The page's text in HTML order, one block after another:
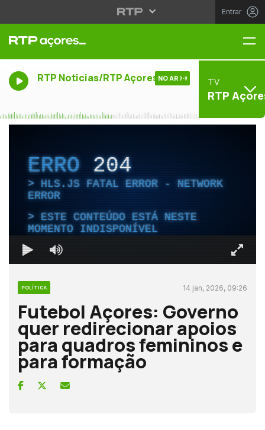
Entrar
RTP Noticias/RTP Açores NO AR TV
RTP
ERRO204
HLS.JS FATAL ERROR - NETWORK
ERROR
ESTE CONTEÚDO ESTÁ NESTE
MOMENTO INDISPONÍVEL
POLÍTICA 14 jan, 2026, 09:26
Futebol Açores: Governo
quer redirecionar apoios
para quadros femininos e
para formação